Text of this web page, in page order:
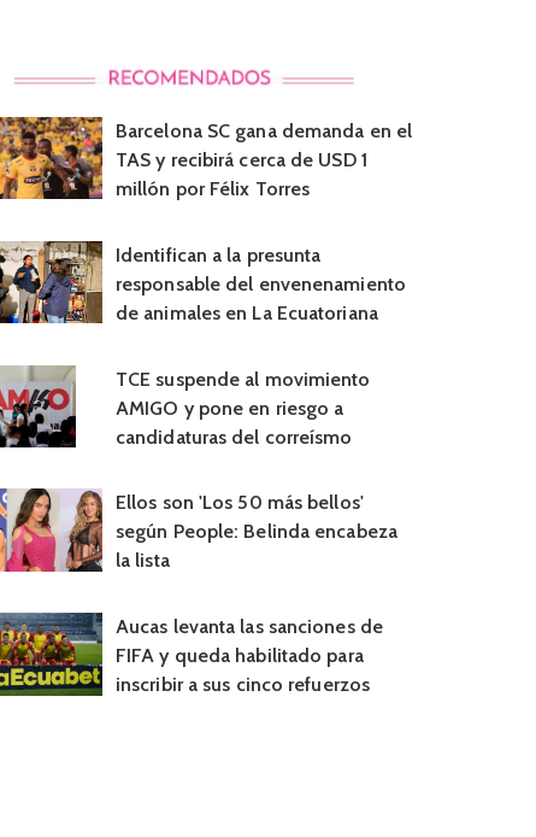
Barcelona SC gana demanda en el
TAS y recibirá cerca de USD 1
millón por Félix Torres
Identifican a la presunta
responsable del envenenamiento
de animales en La Ecuatoriana
TCE suspende al movimiento
AMIGO y pone en riesgo a
candidaturas del correísmo
Ellos son 'Los 50 más bellos'
según People: Belinda encabeza
la lista
Aucas levanta las sanciones de
FIFA y queda habilitado para
inscribir a sus cinco refuerzos